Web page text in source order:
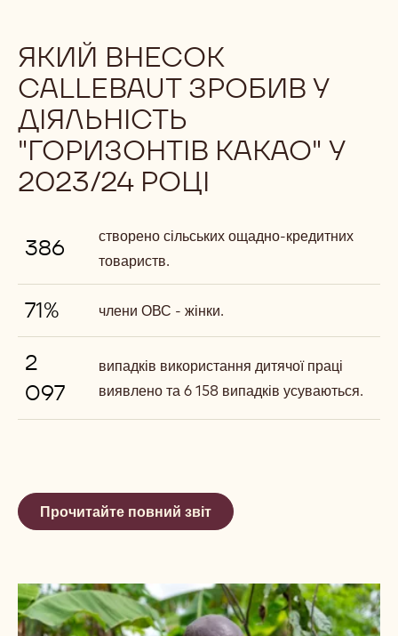
ЯКИЙ ВНЕСОК
CALLEBAUT ЗРОБИВ У
ДІЯЛЬНІСТЬ
"ГОРИЗОНТІВ КАКАО" У
2023/24 РОЦІ
386
створено сільських ощадно-кредитних
товариств.
71% члени ОВС - жінки.
2
097
випадків використання дитячої праці
виявлено та 6 158 випадків усуваються.
Прочитайте повний звіт
Докладніше